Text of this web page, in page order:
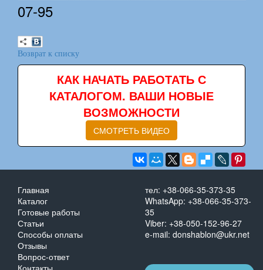
07-95
Возврат к списку
КАК НАЧАТЬ РАБОТАТЬ С
КАТАЛОГОМ. ВАШИ НОВЫЕ
ВОЗМОЖНОСТИ
СМОТРЕТЬ ВИДЕО
Главная
Каталог
Готовые работы
Статьи
Способы оплаты
Отзывы
Вопрос-ответ
тел: +38-066-35-373-35
WhatsApp: +38-066-35-373-
35
Viber: +38-050-152-96-27
e-mail: donshablon@ukr.net